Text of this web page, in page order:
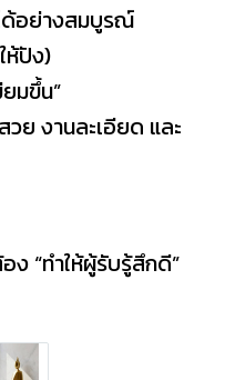
ด้อย่างสมบูรณ์
ห้ปัง)
มขึ้น”
ย งานละเอียด และ
“ทำให้ผู้รับรู้สึกดี”